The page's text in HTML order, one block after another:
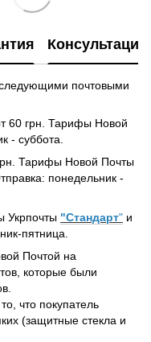
Консультация
почтовыми
60 грн. Тарифы Новой
- суббота.
Тарифы Новой Почты
понедельник -
Укрпочты "Стандарт" и
пятница.
Почтой на
которые были
что покупатель
(защитные стекла и